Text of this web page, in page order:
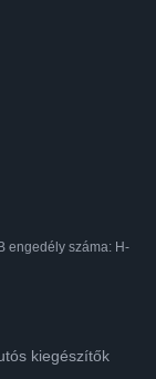
engedély száma: H-
kiegészítők